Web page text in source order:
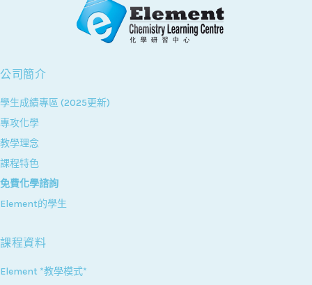
公司簡介
學生成績專區 (2025更新)
專攻化學
教學理念
課程特色
免費化學諮詢
Element的學生
課程資料
Element *教學模式*